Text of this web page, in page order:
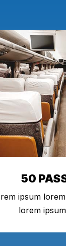
50
ipsum
lorem